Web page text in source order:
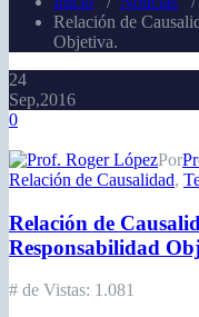
Relación de
Objetiva.
24
Sep,2016
0
Por
Relación de Causalidad,
Relación de
Responsabilidad
# de Vistas: 1.081